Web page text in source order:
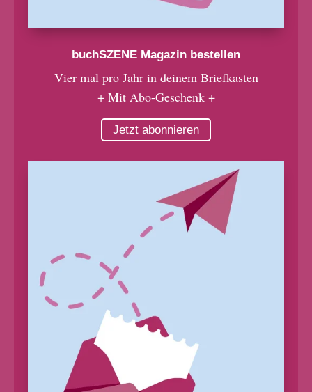
buchSZENE Magazin bestellen
Vier mal pro Jahr in deinem Briefkasten
+ Mit Abo-Geschenk +
Jetzt abonnieren